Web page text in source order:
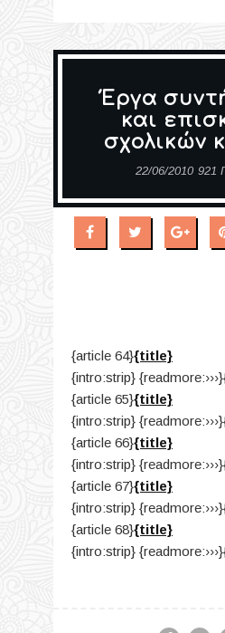
Έργα
και
σχολικών
22/06/2010 921
{article 64}{title}
{intro:strip}
{article 65}{title}
{intro:strip}
{article 66}{title}
{intro:strip}
{article 67}{title}
{intro:strip}
{article 68}{title}
{intro:strip}